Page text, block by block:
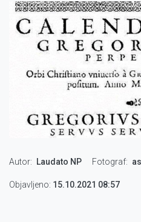
Autor Laudato NP Fotograf
Objavljeno: 15.10.2021 08:57